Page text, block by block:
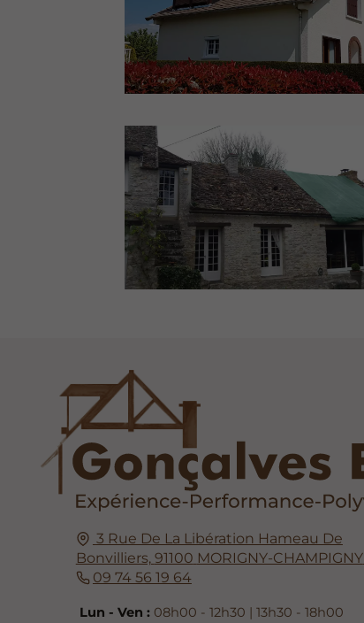
3 Rue De La Libération Hameau De
Bonvilliers, 91100 MORIGNY-CHAMPIGNY
09 74 56 19 64
Lun - Ven : 08h00 - 12h30 | 13h30 - 18h00